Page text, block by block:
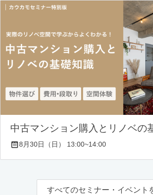
中古マンション購入とリノベの
8月30日（日） 13:00~14:00
すべてのセミナー・イベント